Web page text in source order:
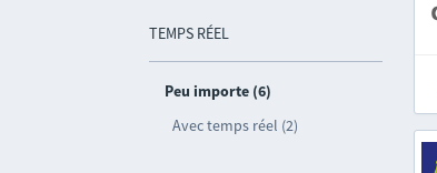
TEMPS RÉEL
Peu importe (6)
Avec temps réel (2)